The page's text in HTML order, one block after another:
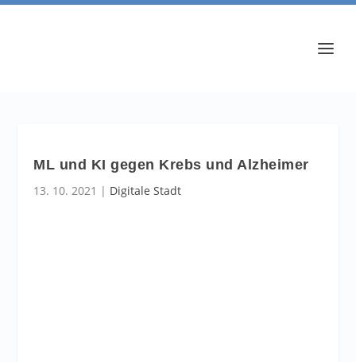
ML und KI gegen Krebs und Alzheimer
13. 10. 2021 | Digitale Stadt